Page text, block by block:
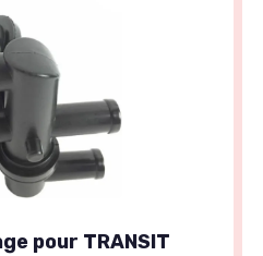
pour TRANSIT